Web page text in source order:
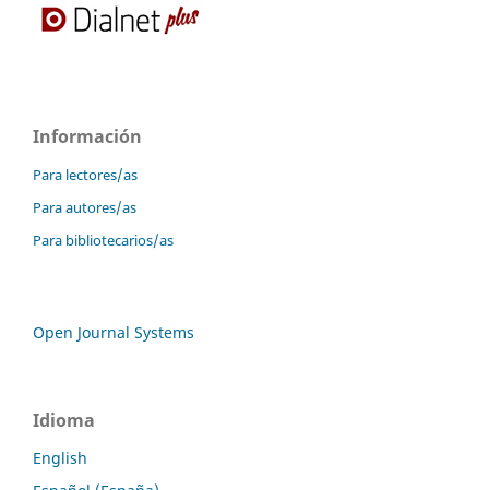
Información
Para lectores/as
Para autores/as
Para bibliotecarios/as
Open Journal Systems
Idioma
English